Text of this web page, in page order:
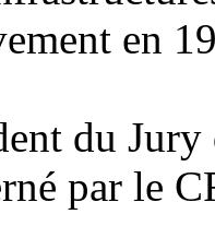
en
du
par le